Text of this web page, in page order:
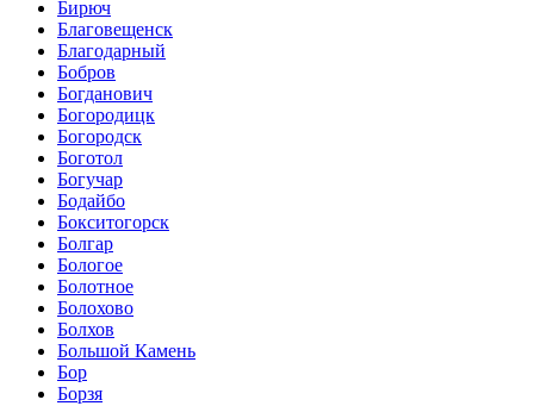
Бирюч
Благовещенск
Благодарный
Бобров
Богданович
Богородицк
Богородск
Боготол
Богучар
Бодайбо
Бокситогорск
Болгар
Бологое
Болотное
Болохово
Болхов
Большой Камень
Бор
Борзя